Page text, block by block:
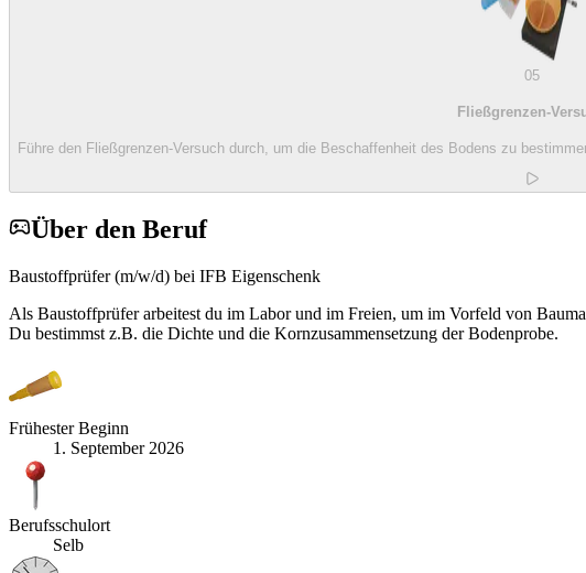
05
Fließgrenzen-
Führe den Fließgrenzen-Versuch durch, um die Beschaffenheit des Bodens zu
Über den Beruf
Baustoffprüfer (m/w/d) bei IFB Eigenschenk
Als Baustoffprüfer arbeitest du im Labor und im Freien, um im Vorfeld von
Du bestimmst z.B. die Dichte und die Kornzusammensetzung der Bodenprobe.
Frühester Beginn
1. September 2026
Berufsschulort
Selb